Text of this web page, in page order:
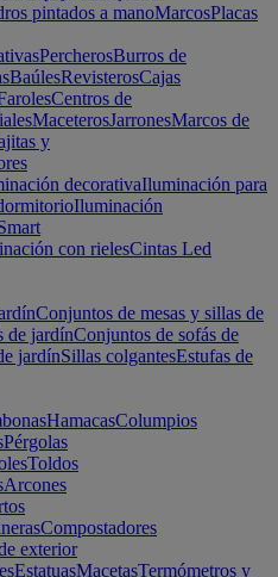
pintados a manoMarcosPlacas
PercherosBurros de
BaúlesRevisterosCajas
Centros de
MaceterosJarronesMarcos de
y
decorativaIluminación para
Iluminación
con rielesCintas Led
Conjuntos de mesas y sillas de
de jardínConjuntos de sofás de
jardínSillas colgantesEstufas de
HamacasColumpios
Pérgolas
Toldos
Arcones
Compostadores
exterior
EstatuasMacetasTermómetros y